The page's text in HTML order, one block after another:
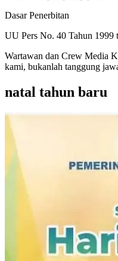
Dasar Penerbitan
UU Pers No. 40 Tahun 1999
Wartawan dan Crew Media
kami, bukanlah tanggung
natal tahun baru